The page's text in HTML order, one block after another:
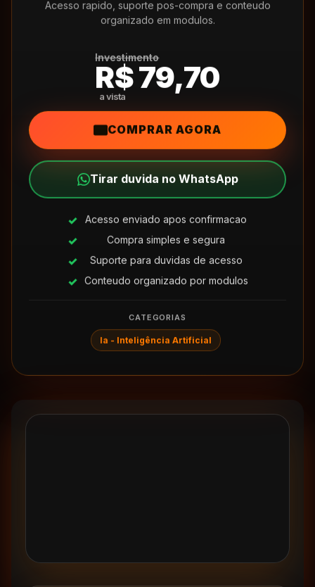
Acesso rapido, suporte pos-compra e conteudo
organizado em modulos.
Investimento
R$ 79,70
COMPRAR AGORA
Tirar duvida no WhatsApp
Acesso enviado apos confirmacao
Compra simples e segura
Suporte para duvidas de acesso
Conteudo organizado por modulos
CATEGORIAS
Ia - Inteligência Artificial